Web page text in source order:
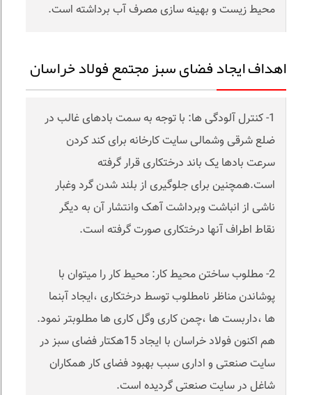
محیط زیست و بهینه سازی مصرف آب برداشته است.
اهداف ایجاد فضای سبز مجتمع فولاد خراسان
1- کنترل آلودگی ها: با توجه به سمت بادهای غالب در
ضلع شرقی وشمالی سایت کارخانه برای کند کردن
سرعت بادها یک باند درختکاری قرار گرفته
است.همچنین برای جلوگیری از بلند شدن گرد وغبار
ناشی از انباشت وبرداشت آهک وانتشار آن به دیگر
نقاط اطراف آنها درختکاری صورت گرفته است.
2- مطلوب ساختن محیط کار: محیط کار را میتوان با
پوشاندن مناظر نامطلوب توسط درختکاری ،ایجاد آبنما
ها ،داربست ها ،چمن کاری وگل کاری ها مطلوبتر نمود.
هم اکنون فولاد خراسان با ایجاد 15هکتار فضای سبز در
سایت صنعتی و اداری سبب بهبود فضای کار همکاران
شاغل در سایت صنعتی گردیده است.